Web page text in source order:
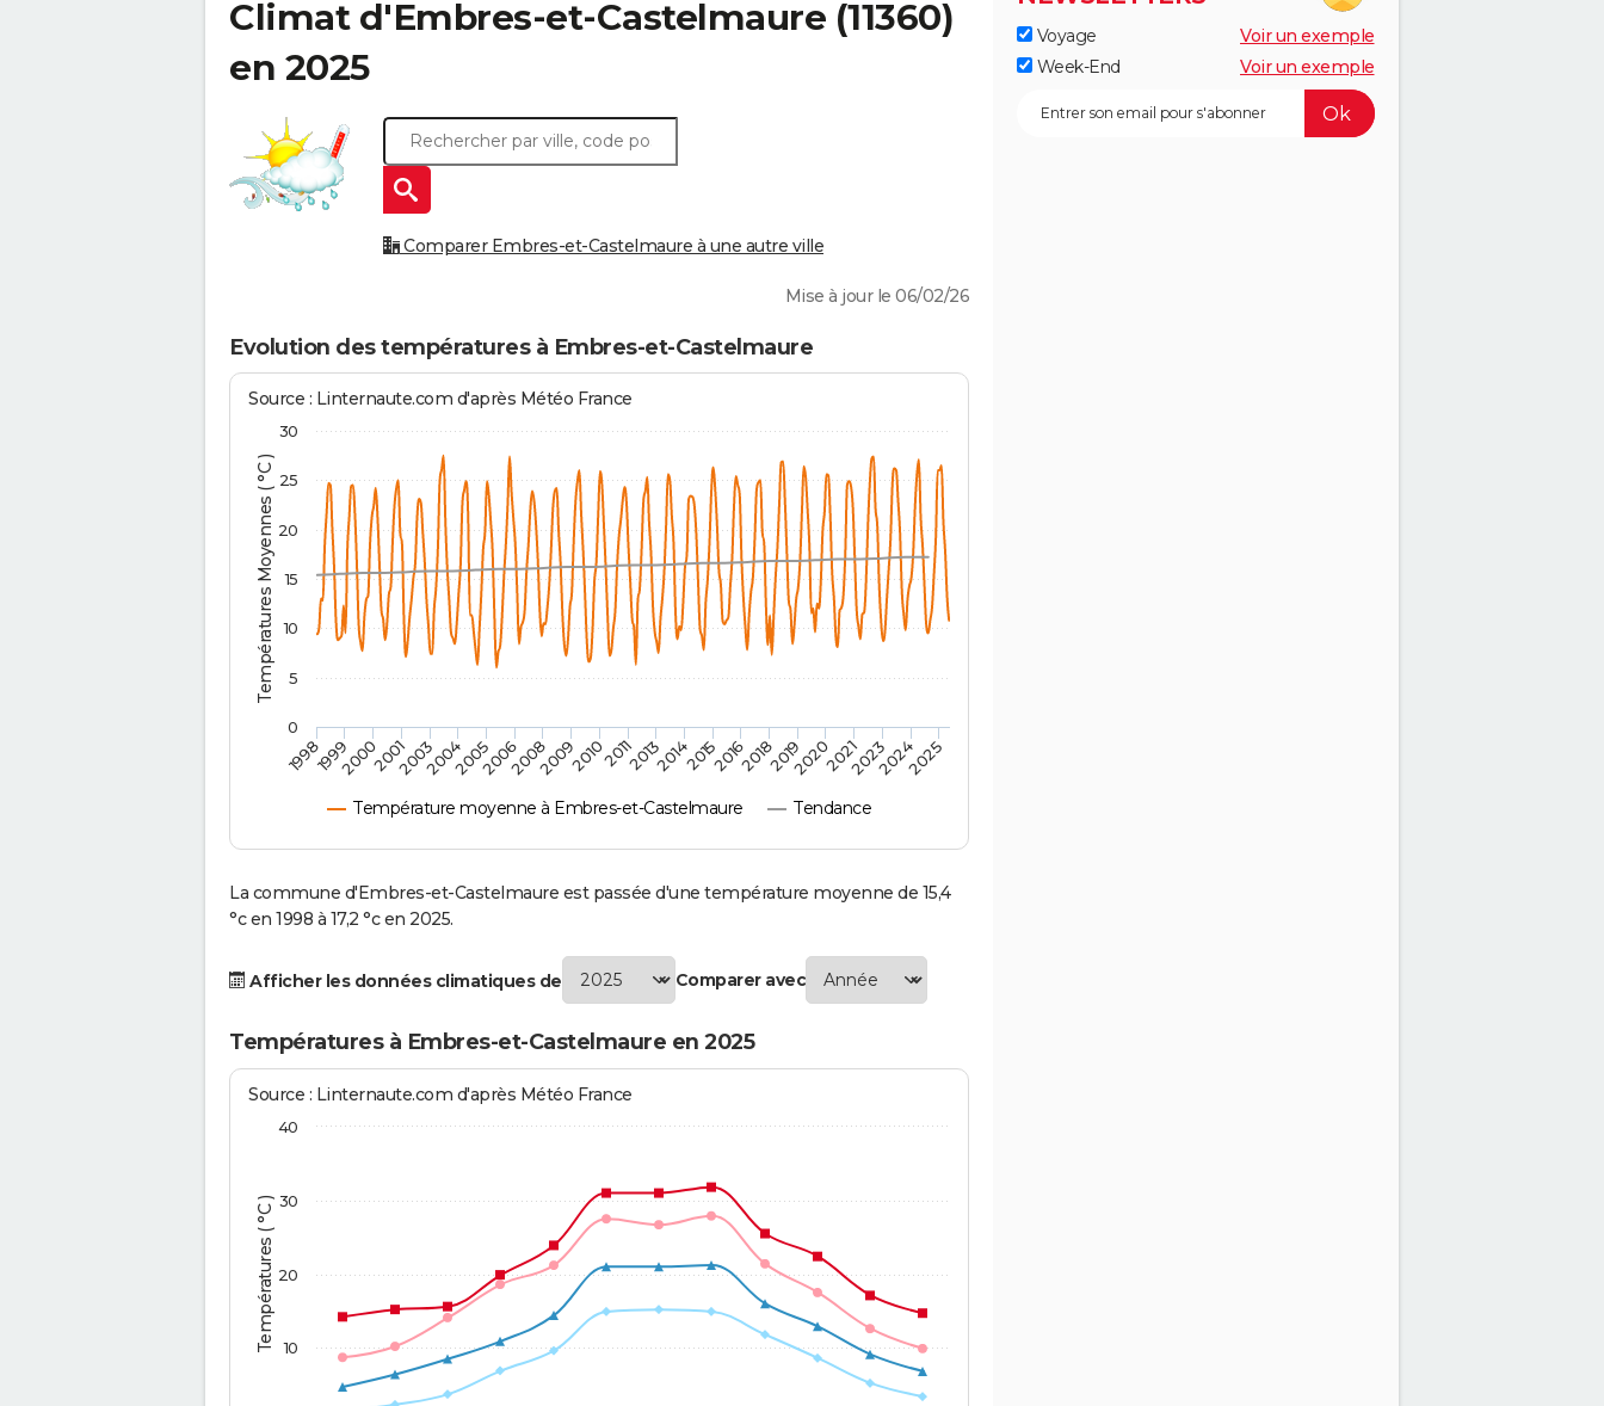
Climat d'Embres-et-Castelmaure (11360)
en 2025
Comparer Embres-et-Castelmaure à une autre ville
Mise à jour le 06/02/26
Evolution des températures à Embres-et-Castelmaure
Températures Moyennes ( °C )
Source : Linternaute.com d'après Météo France
Température moyenne à Embres-et-Castelmaure Tendance
1998 2014
199920002001200320042005200620082009201020112013 201520162018201920202021202320242025
0
5
10
15
20
25
30
La commune d'Embres-et-Castelmaure est passée d'une température moyenne de 15,4
°c en 1998 à 17,2 °c en 2025.
Afficher les données climatiques de Comparer avec
Températures à Embres-et-Castelmaure en 2025
Températures ( °C )
Source : Linternaute.com d'après Météo France
10
20
30
40
Voyage
Voir un exemple
Week-End
Voir un exemple